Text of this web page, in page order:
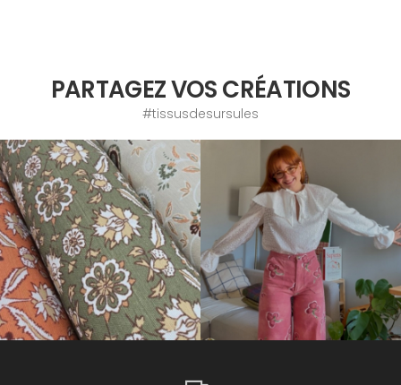
PARTAGEZ VOS CRÉATIONS
#tissusdesursules